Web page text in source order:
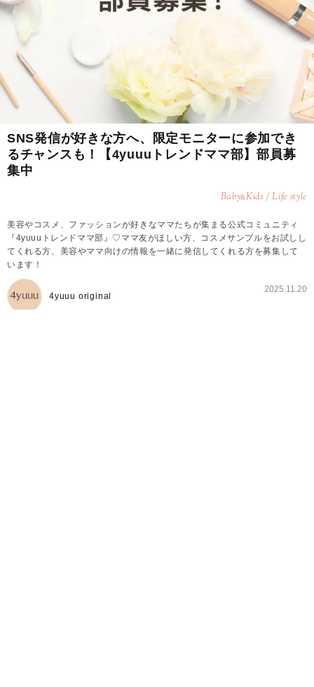
SNS発信が好きな方へ、限定モニターに参加でき
るチャンスも！【4yuuuトレンドママ部】部員募
集中
Baby&Kids / Life style
美容やコスメ、ファッションが好きなママたちが集まる公式コミュニティ
『4yuuuトレンドママ部』♡ママ友がほしい方、コスメサンプルをお試しし
てくれる方、美容やママ向けの情報を一緒に発信してくれる方を募集して
います！
4yuuu original
2025.11.20